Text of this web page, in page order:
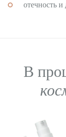
отечность и
В